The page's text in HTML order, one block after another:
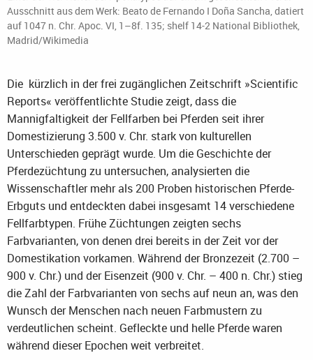
Ausschnitt aus dem Werk: Beato de Fernando I Doña Sancha, datiert
auf 1047 n. Chr. Apoc. VI, 1–8f. 135; shelf 14-2 National Bibliothek,
Madrid/Wikimedia
Die kürzlich in der frei zugänglichen Zeitschrift »Scientific
Reports« veröffentlichte Studie zeigt, dass die
Mannigfaltigkeit der Fellfarben bei Pferden seit ihrer
Domestizierung 3.500 v. Chr. stark von kulturellen
Unterschieden geprägt wurde. Um die Geschichte der
Pferdezüchtung zu untersuchen, analysierten die
Wissenschaftler mehr als 200 Proben historischen Pferde-
Erbguts und entdeckten dabei insgesamt 14 verschiedene
Fellfarbtypen. Frühe Züchtungen zeigten sechs
Farbvarianten, von denen drei bereits in der Zeit vor der
Domestikation vorkamen. Während der Bronzezeit (2.700 –
900 v. Chr.) und der Eisenzeit (900 v. Chr. – 400 n. Chr.) stieg
die Zahl der Farbvarianten von sechs auf neun an, was den
Wunsch der Menschen nach neuen Farbmustern zu
verdeutlichen scheint. Gefleckte und helle Pferde waren
während dieser Epochen weit verbreitet.